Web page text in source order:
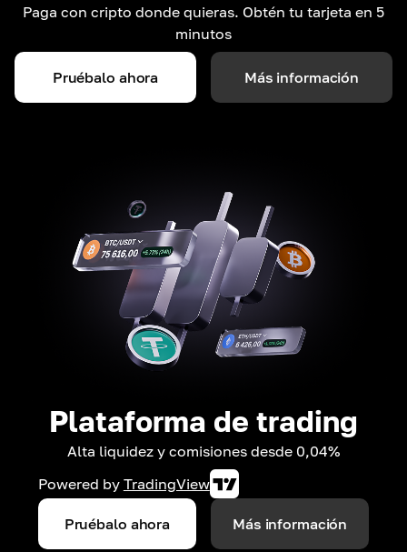
Paga con cripto donde quieras. Obtén tu tarjeta en 5
minutos
Pruébalo ahora Más información
Plataforma de trading
Alta liquidez y comisiones desde 0,04%
Powered by TradingView
Pruébalo ahora Más información